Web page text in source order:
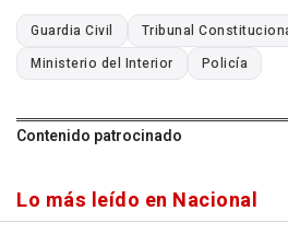
Guardia Civil
Tribunal
Ministerio del Interior
Policía
Contenido patrocinado
Lo más leído en Nacional